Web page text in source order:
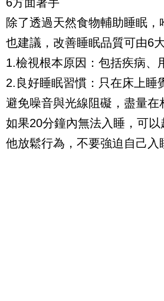
除了透過天然食物輔助睡眠，
也建議，改善睡眠品質可由6
1.檢視根本原因：包括疾病、
2.良好睡眠習慣：只在床上睡
避免噪音與光線阻礙，盡量在
如果20分鐘內無法入睡，可
他放鬆行為，不要強迫自己入